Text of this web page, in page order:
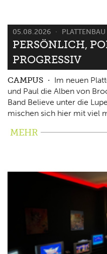
05.08.2026
PERSÖNLICH,
PROGRESSIV
CAMPUS
Im neuen
und Paul die Alben von
Band Believe unter die
mischen sich hier mit viel
MEHR